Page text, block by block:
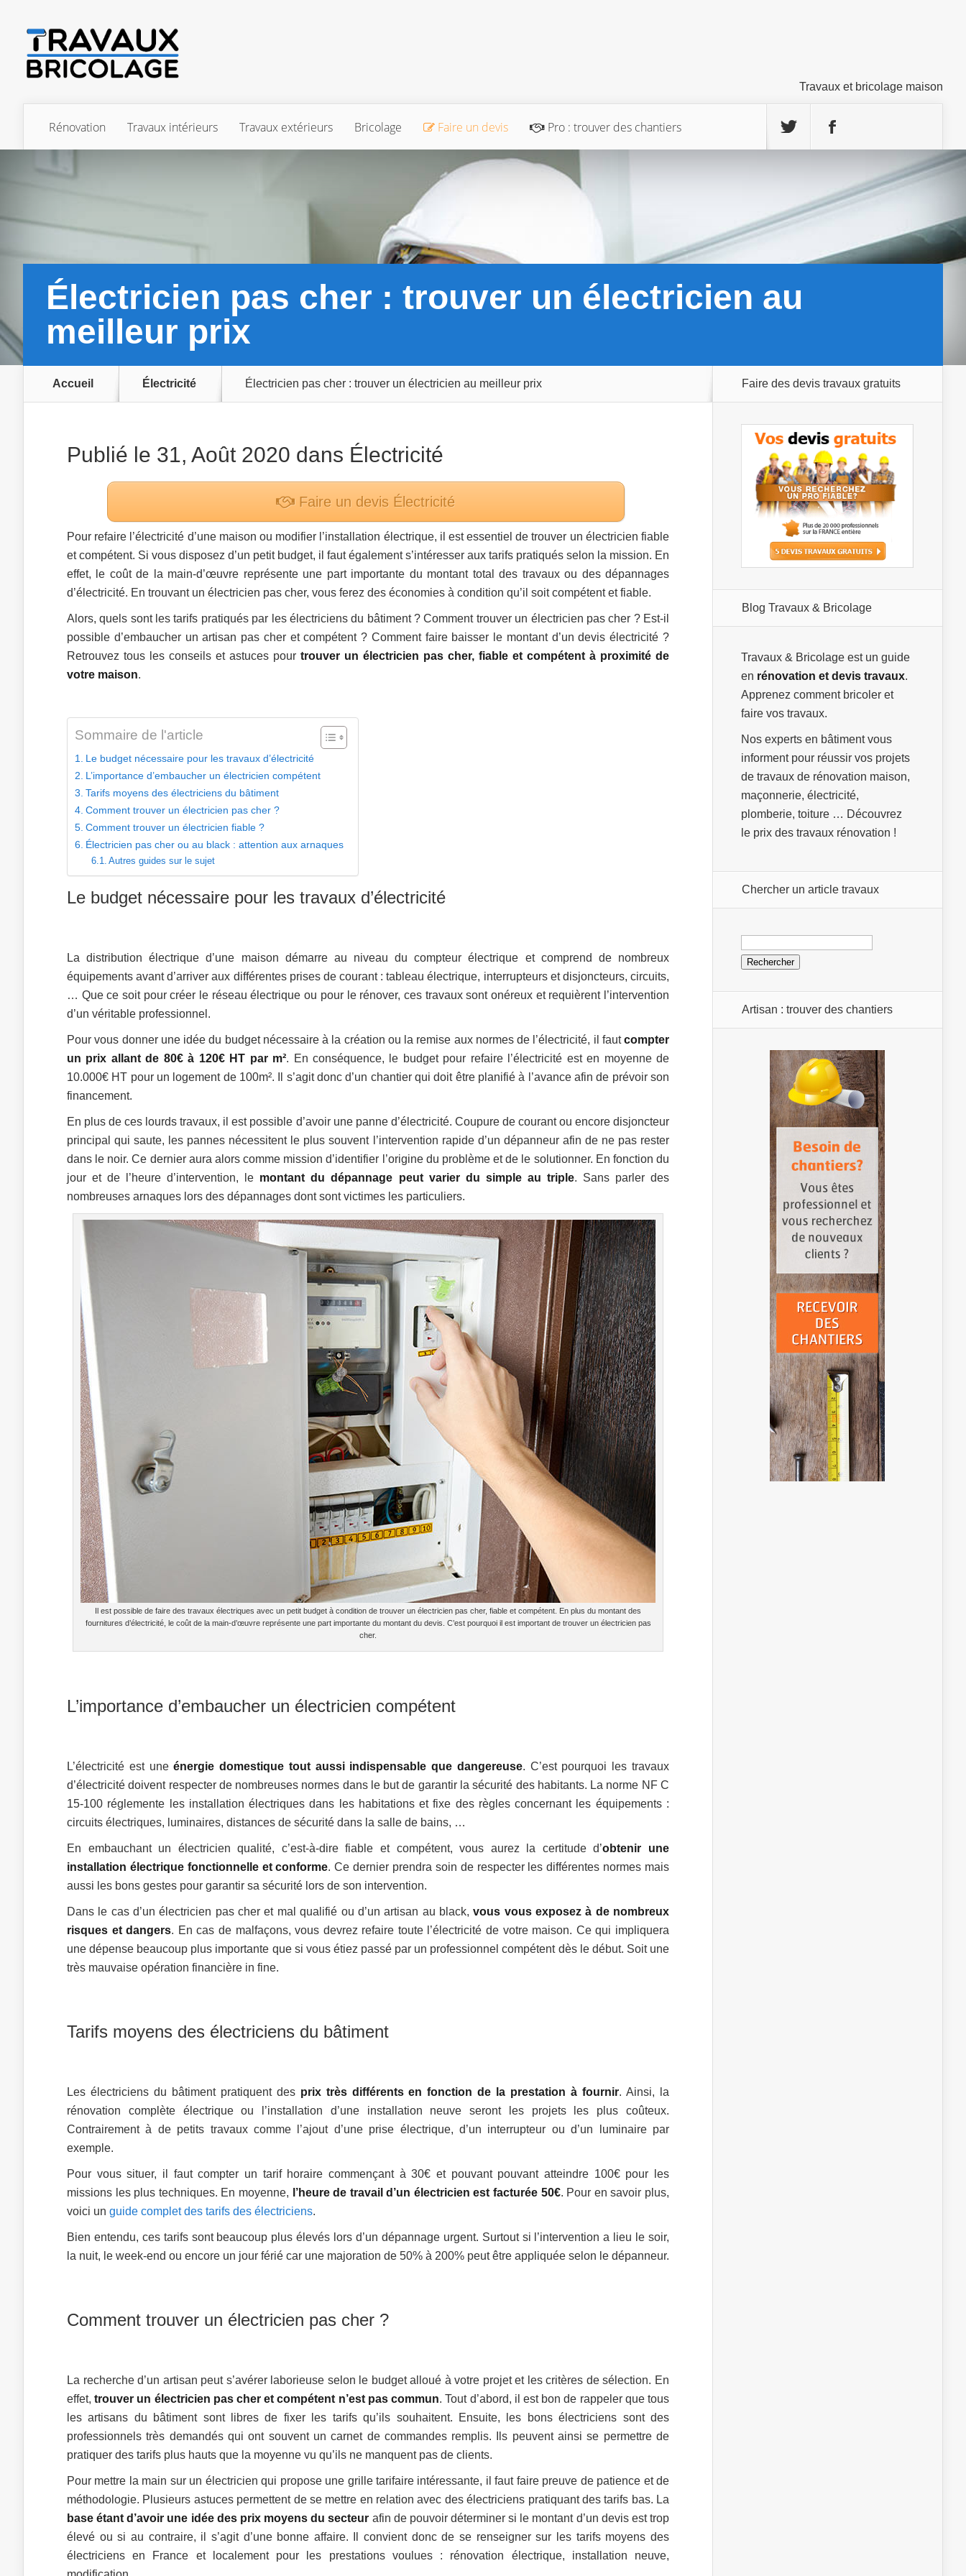
Travaux et bricolage maison
Rénovation Travaux intérieurs Travaux extérieurs Bricolage Faire un devis Pro : trouver des chantiers
Électricien pas cher : trouver un électricien au
meilleur prix
Accueil Électricité Électricien pas cher : trouver un électricien au meilleur prix
Publié le 31, Août 2020 dans Électricité
Faire un devis Électricité
Pour refaire l’électricité d’une maison ou modifier l’installation électrique, il est essentiel de trouver un électricien fiable
et compétent. Si vous disposez d’un petit budget, il faut également s’intéresser aux tarifs pratiqués selon la mission. En
effet, le coût de la main-d’œuvre représente une part importante du montant total des travaux ou des dépannages
d’électricité. En trouvant un électricien pas cher, vous ferez des économies à condition qu’il soit compétent et fiable.
Alors, quels sont les tarifs pratiqués par les électriciens du bâtiment ? Comment trouver un électricien pas cher ? Est-il
possible d’embaucher un artisan pas cher et compétent ? Comment faire baisser le montant d’un devis électricité ?
Retrouvez tous les conseils et astuces pour trouver un électricien pas cher, fiable et compétent à proximité de
votre maison.
Sommaire de l'article
Le budget nécessaire pour les travaux d’électricité
L’importance d’embaucher un électricien compétent
Tarifs moyens des électriciens du bâtiment
Comment trouver un électricien pas cher ?
Comment trouver un électricien fiable ?
Électricien pas cher ou au black : attention aux arnaques
Autres guides sur le sujet
Le budget nécessaire pour les travaux d’électricité
La distribution électrique d’une maison démarre au niveau du compteur électrique et comprend de nombreux
équipements avant d’arriver aux différentes prises de courant : tableau électrique, interrupteurs et disjoncteurs, circuits,
… Que ce soit pour créer le réseau électrique ou pour le rénover, ces travaux sont onéreux et requièrent l’intervention
d’un véritable professionnel.
Pour vous donner une idée du budget nécessaire à la création ou la remise aux normes de l’électricité, il fautcompter
un prix allant de 80€ à 120€ HT par m². En conséquence, le budget pour refaire l’électricité est en moyenne de
10.000€ HT pour un logement de 100m². Il s’agit donc d’un chantier qui doit être planifié à l’avance afin de prévoir son
financement.
En plus de ces lourds travaux, il est possible d’avoir une panne d’électricité. Coupure de courant ou encore disjoncteur
principal qui saute, les pannes nécessitent le plus souvent l’intervention rapide d’un dépanneur afin de ne pas rester
dans le noir. Ce dernier aura alors comme mission d’identifier l’origine du problème et de le solutionner. En fonction du
jour et de l’heure d’intervention, le montant du dépannage peut varier du simple au triple. Sans parler des
nombreuses arnaques lors des dépannages dont sont victimes les particuliers.
Il est possible de faire des travaux électriques avec un petit budget à condition de trouver un électricien pas cher, fiable et compétent. En plus du montant des
fournitures d’électricité, le coût de la main-d’œuvre représente une part importante du montant du devis. C’est pourquoi il est important de trouver un électricien pas
cher.
L’importance d’embaucher un électricien compétent
L’électricité est uneénergie domestique tout aussi indispensable que dangereuse. C’est pourquoi les travaux
d’électricité doivent respecter de nombreuses normes dans le but de garantir la sécurité des habitants. La norme NF C
15-100 réglemente les installation électriques dans les habitations et fixe des règles concernant les équipements :
circuits électriques, luminaires, distances de sécurité dans la salle de bains, …
En embauchant un électricien qualité, c’est-à-dire fiable et compétent, vous aurez la certitude d’obtenir une
installation électrique fonctionnelle et conforme. Ce dernier prendra soin de respecter les différentes normes mais
aussi les bons gestes pour garantir sa sécurité lors de son intervention.
Dans le cas d’un électricien pas cher et mal qualifié ou d’un artisan au black,vous vous exposez à de nombreux
risques et dangers. En cas de malfaçons, vous devrez refaire toute l’électricité de votre maison. Ce qui impliquera
une dépense beaucoup plus importante que si vous étiez passé par un professionnel compétent dès le début. Soit une
très mauvaise opération financière in fine.
Tarifs moyens des électriciens du bâtiment
Les électriciens du bâtiment pratiquent des prix très différents en fonction de la prestation à fournir. Ainsi, la
rénovation complète électrique ou l’installation d’une installation neuve seront les projets les plus coûteux.
Contrairement à de petits travaux comme l’ajout d’une prise électrique, d’un interrupteur ou d’un luminaire par
exemple.
Pour vous situer, il faut compter un tarif horaire commençant à 30€ et pouvant pouvant atteindre 100€ pour les
missions les plus techniques. En moyenne,
l’heure de travail d’un électricien est facturée 50€. Pour en savoir plus,
voici un guide complet des tarifs des électriciens.
Bien entendu, ces tarifs sont beaucoup plus élevés lors d’un dépannage urgent. Surtout si l’intervention a lieu le soir,
la nuit, le week-end ou encore un jour férié car une majoration de 50% à 200% peut être appliquée selon le dépanneur.
Comment trouver un électricien pas cher ?
La recherche d’un artisan peut s’avérer laborieuse selon le budget alloué à votre projet et les critères de sélection. En
effet,trouver un électricien pas cher et compétent n’est pas commun. Tout d’abord, il est bon de rappeler que tous
les artisans du bâtiment sont libres de fixer les tarifs qu’ils souhaitent. Ensuite, les bons électriciens sont des
professionnels très demandés qui ont souvent un carnet de commandes remplis. Ils peuvent ainsi se permettre de
pratiquer des tarifs plus hauts que la moyenne vu qu’ils ne manquent pas de clients.
Pour mettre la main sur un électricien qui propose une grille tarifaire intéressante, il faut faire preuve de patience et de
méthodologie. Plusieurs astuces permettent de se mettre en relation avec des électriciens pratiquant des tarifs bas. La
base étant d’avoir une idée des prix moyens du secteur afin de pouvoir déterminer si le montant d’un devis est trop
élevé ou si au contraire, il s’agit d’une bonne affaire. Il convient donc de se renseigner sur les tarifs moyens des
électriciens en France et localement pour les prestations voulues : rénovation électrique, installation neuve,
Faire des devis travaux gratuits
Blog Travaux & Bricolage
Travaux & Bricolage est un guide
en rénovation et devis travaux.
Apprenez comment bricoler et
faire vos travaux.
Nos experts en bâtiment vous
informent pour réussir vos projets
de travaux de rénovation maison,
maçonnerie, électricité,
plomberie, toiture … Découvrez
le prix des travaux rénovation !
Chercher un article travaux
Rechercher :
Artisan : trouver des chantiers